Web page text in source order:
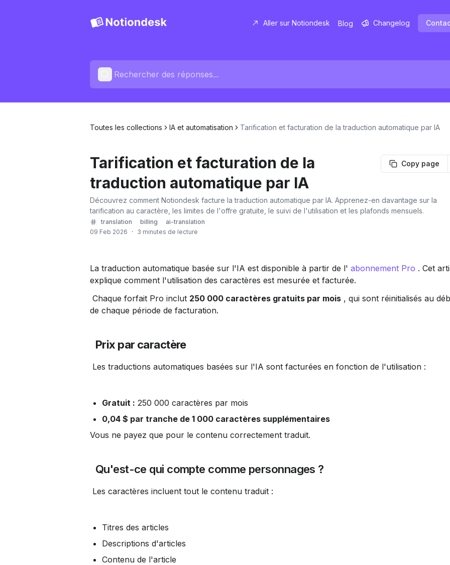
Aller sur Notiondesk Blog Changelog
Toutes les collections IA et automatisation Tarification et facturation de la traduction automatique par IA
Tarification et facturation de la
traduction automatique par IA
Copy page
Découvrez comment Notiondesk facture la traduction automatique par IA. Apprenez-en davantage sur la
tarification au caractère, les limites de l'offre gratuite, le suivi de l'utilisation et les plafonds mensuels.
translation billing
ai-translation
09 Feb 2026
· 3 minutes de lecture
La traduction automatique basée sur l'IA est disponible à partir de l' abonnement Pro . Cet
explique comment l'utilisation des caractères est mesurée et facturée.
Chaque forfait Pro inclut 250 000 caractères gratuits par mois , qui sont réinitialisés au
de chaque période de facturation.
Prix ​​par caractère
Les traductions automatiques basées sur l'IA sont facturées en fonction de l'utilisation :
Gratuit : 250 000 caractères par mois
0,04 $ par tranche de 1 000 caractères supplémentaires
Vous ne payez que pour le contenu correctement traduit.
Qu'est-ce qui compte comme personnages ?
Les caractères incluent tout le contenu traduit :
Titres des articles
Descriptions d'articles
Contenu de l'article